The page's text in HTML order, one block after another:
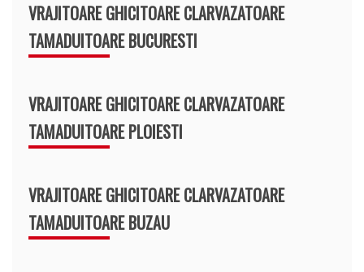
VRAJITOARE GHICITOARE CLARVAZATOARE
TAMADUITOARE BUCURESTI
VRAJITOARE GHICITOARE CLARVAZATOARE
TAMADUITOARE PLOIESTI
VRAJITOARE GHICITOARE CLARVAZATOARE
TAMADUITOARE BUZAU